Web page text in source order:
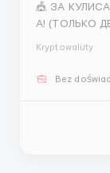
🎪 ЗА
А! (ТОЛЬКО
Ты можешь
Kryptowaluty
Bez